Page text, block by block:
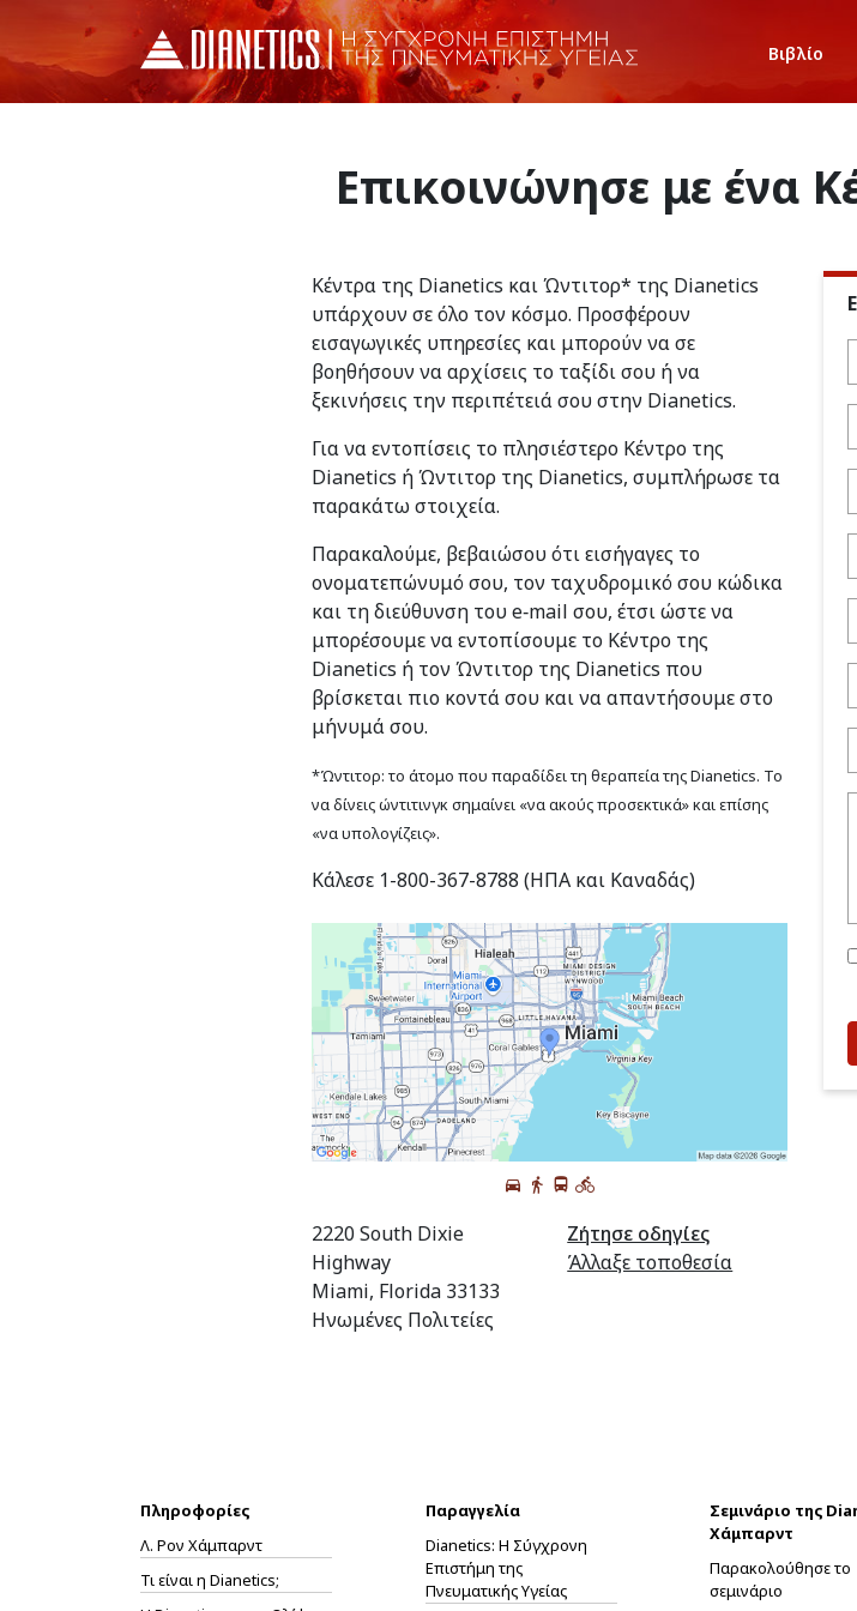
Βιβλίο
Επικοινώνησε με ένα
Κέντρα της Dianetics και Ώντιτορ* της Dianetics
υπάρχουν σε όλο τον κόσμο. Προσφέρουν
εισαγωγικές υπηρεσίες και μπορούν να σε
βοηθήσουν να αρχίσεις το ταξίδι σου ή να
ξεκινήσεις την περιπέτειά σου στην Dianetics.
Για να εντοπίσεις το πλησιέστερο Κέντρο της
Dianetics ή Ώντιτορ της Dianetics, συμπλήρωσε τα
παρακάτω στοιχεία.
Παρακαλούμε, βεβαιώσου ότι εισήγαγες το
ονοματεπώνυμό σου, τον ταχυδρομικό σου κώδικα
και τη διεύθυνση του e‑mail σου, έτσι ώστε να
μπορέσουμε να εντοπίσουμε το Κέντρο της
Dianetics ή τον Ώντιτορ της Dianetics που
βρίσκεται πιο κοντά σου και να απαντήσουμε στο
μήνυμά σου.
*Ώντιτορ: το άτομο που παραδίδει τη θεραπεία της Dianetics. Το
να δίνεις ώντιτινγκ σημαίνει «να ακούς προσεκτικά» και επίσης
«να υπολογίζεις».
Κάλεσε 1-800-367-8788 (ΗΠΑ και Καναδάς)
2220 South Dixie
Highway
Miami, Florida 33133
Ηνωμένες Πολιτείες
Ζήτησε οδηγίες
Άλλαξε τοποθεσία
Πληροφορίες
Λ. Ρον Χάμπαρντ
Τι είναι η Dianetics;
Παραγγελία
Dianetics: Η Σύγχρονη
Επιστήμη της
Πνευματικής Υγείας
Σεμινάριο της
Χάμπαρντ
Παρακολούθησε το
σεμινάριο